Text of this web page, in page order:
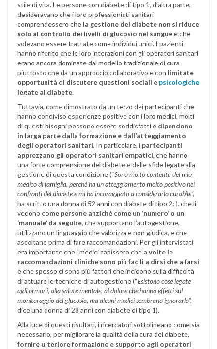
stile di vita. Le persone con diabete di tipo 1, d’altra parte,
desideravano che i loro professionisti sanitari
comprendessero che la gestione del diabete non si riduce
solo al controllo dei livelli di glucosio nel sanguee che
volevano essere trattate come individui unici. I pazienti
hanno riferito che le loro interazioni con gli operatori sanitari
erano ancora dominate dal modello tradizionale di cura
piuttosto che da un approccio collaborativo e con limitate
opportunità di discutere questioni sociali e psicologiche
legate al diabete.
Tuttavia, come dimostrato da un terzo dei partecipanti che
hanno condiviso esperienze positive con i loro medici, molti
di questi bisogni possono essere soddisfatti e dipendono
in larga parte dalla formazione e dall’atteggiamento
degli operatori sanitari. In particolare, i partecipanti
apprezzano gli operatori sanitari empatici, che hanno
una forte comprensione del diabete e delle sfide legate alla
gestione di questa condizione (“Sono molto contenta del mio
medico di famiglia, perché ha un atteggiamento molto positivo nei
confronti del diabete e mi ha incoraggiato a considerarlo curabile”,
ha scritto una donna di 52 anni con diabete di tipo 2; ), che li
vedono come persone anziché come un ‘numero’ o un
‘manuale’ da seguire, che supportano l’autogestione,
utilizzano un linguaggio che valorizza e non giudica, e che
ascoltano prima di fare raccomandazioni. Per gli intervistati
era importante che i medici capissero che a volte le
raccomandazioni cliniche sono più facili a dirsi che a farsi
e che spesso ci sono più fattori che incidono sulla difficoltà
di attuare le tecniche di autogestione (“Esistono cose legate
agli ormoni, alla salute mentale, al dolore che hanno effetti sul
monitoraggio del glucosio, ma alcuni medici sembrano ignorarlo”,
dice una donna di 28 anni con diabete di tipo 1).
Alla luce di questi risultati, i ricercatori sottolineano come sia
necessario, per migliorare la qualità della cura del diabete,
fornire ulteriore formazione e supporto agli operatori